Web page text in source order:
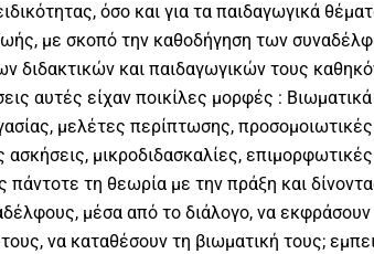
όσο και για τα παιδαγωγικά
με σκοπό την καθοδήγηση των
διδακτικών και παιδαγωγικών τους
αυτές είχαν ποικίλες μορφές :
μελέτες περίπτωσης, προσομοιωτικές
ασκήσεις, μικροδιδασκαλίες,
πάντοτε τη θεωρία με την πράξη και
μέσα από το διάλογο, να εκφράσουν
να καταθέσουν τη βιωματική τους;